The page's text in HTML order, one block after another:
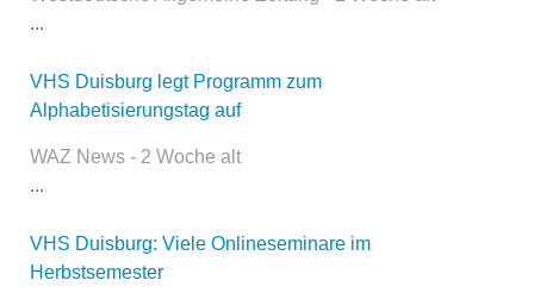
Name*
...
VHS Duisburg legt Programm zum
Alphabetisierungstag auf
WAZ News - 2 Woche alt
...
VHS Duisburg: Viele Onlineseminare im
Herbstsemester